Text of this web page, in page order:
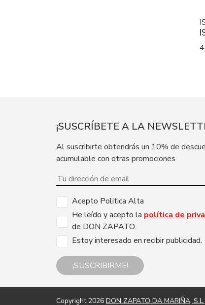
¡SUSCRÍBETE A LA
Al suscribirte obtendrás un 10% de
acumulable con otras promociones
Acepto Politica Alta
He leído y acepto la política de
de DON ZAPATO.
Estoy interesado en recibir publicidad.
¡SUSCRIBIRME!
Copyright 2026 DON ZAPATO DA MARIÑA, S.L.